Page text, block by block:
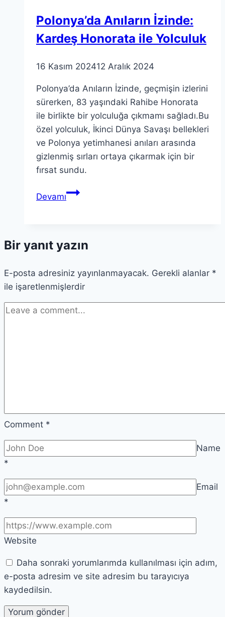
Polonya’da Anıların İzinde:
Kardeş Honorata ile Yolculuk
16 Kasım 202412 Aralık 2024
Polonya’da Anıların İzinde, geçmişin izlerini
sürerken, 83 yaşındaki Rahibe Honorata
ile birlikte bir yolculuğa çıkmamı sağladı.Bu
özel yolculuk, İkinci Dünya Savaşı bellekleri
ve Polonya yetimhanesi anıları arasında
gizlenmiş sırları ortaya çıkarmak için bir
fırsat sundu.
DevamıPolonya’da
Honorata
Yolculuk
Bir yanıt yazın
E-posta adresiniz yayınlanmayacak. Gerekli alanlar *
ile işaretlenmişlerdir
Comment *
Name
*
Email
*
Website
Daha sonraki yorumlarımda kullanılması için adım,
e-posta adresim ve site adresim bu tarayıcıya
kaydedilsin.